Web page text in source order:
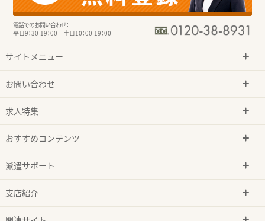
電話でのお問い合わせ：
平日9：30-19：00 土日10：00-19：00
サイトメニュー
お問い合わせ
求人特集
おすすめコンテンツ
派遣サポート
支店紹介